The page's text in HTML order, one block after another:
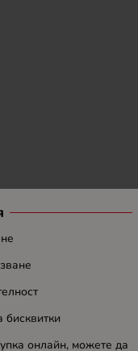
бисквитки
онлайн, можете да